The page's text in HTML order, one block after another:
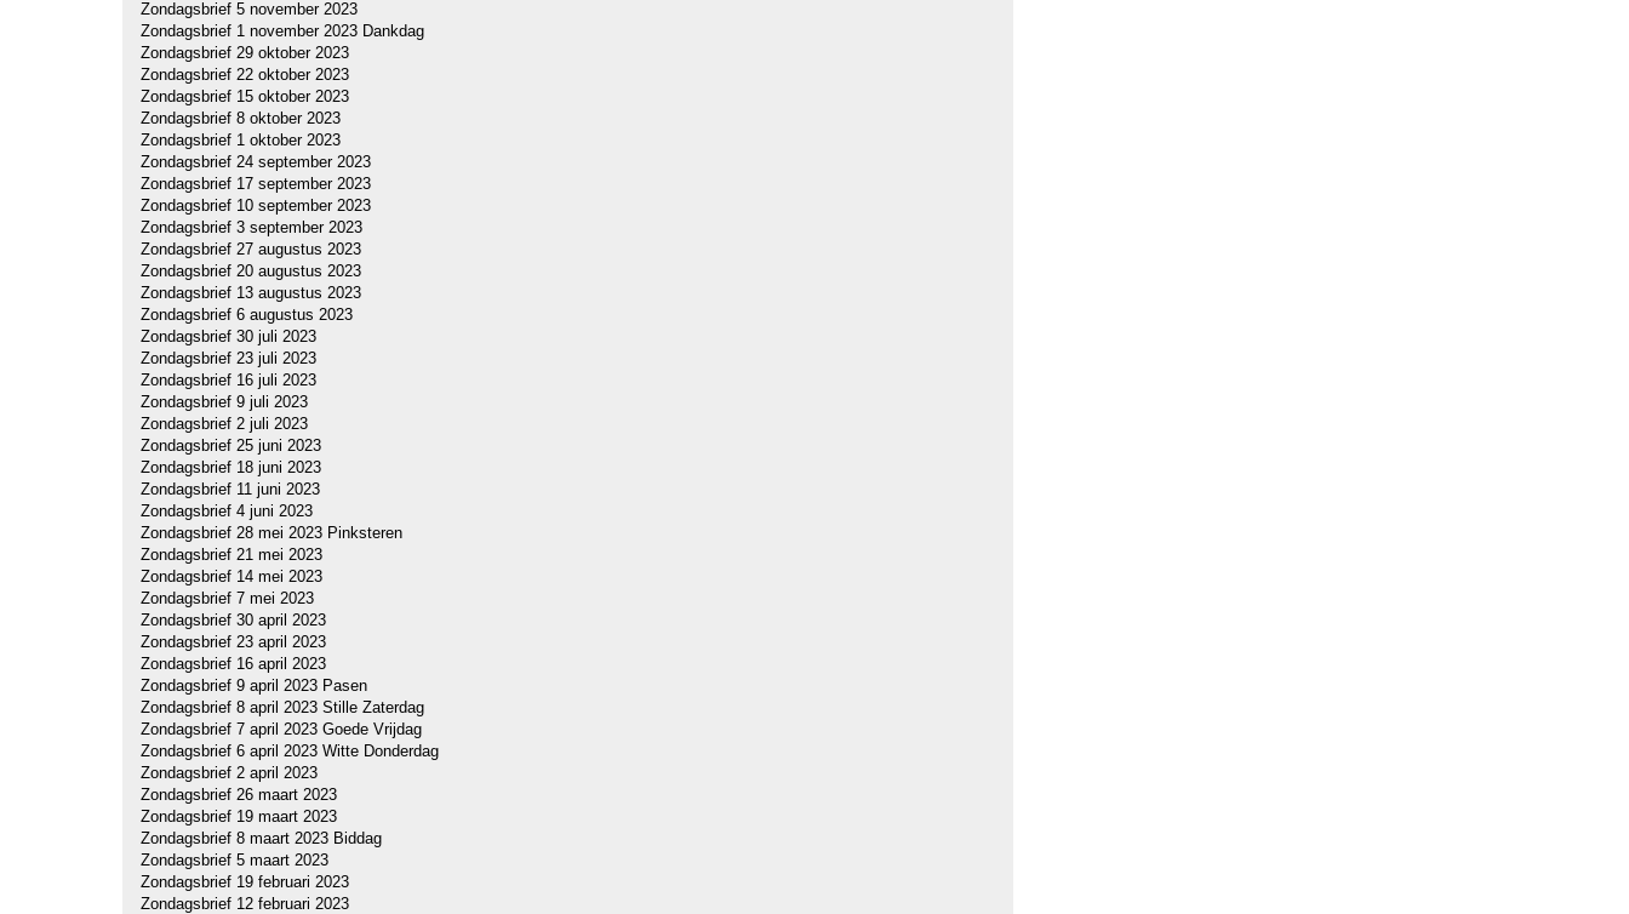
Zondagsbrief 5 november 2023
Zondagsbrief 1 november 2023 Dankdag
Zondagsbrief 29 oktober 2023
Zondagsbrief 22 oktober 2023
Zondagsbrief 15 oktober 2023
Zondagsbrief 8 oktober 2023
Zondagsbrief 1 oktober 2023
Zondagsbrief 24 september 2023
Zondagsbrief 17 september 2023
Zondagsbrief 10 september 2023
Zondagsbrief 3 september 2023
Zondagsbrief 27 augustus 2023
Zondagsbrief 20 augustus 2023
Zondagsbrief 13 augustus 2023
Zondagsbrief 6 augustus 2023
Zondagsbrief 30 juli 2023
Zondagsbrief 23 juli 2023
Zondagsbrief 16 juli 2023
Zondagsbrief 9 juli 2023
Zondagsbrief 2 juli 2023
Zondagsbrief 25 juni 2023
Zondagsbrief 18 juni 2023
Zondagsbrief 11 juni 2023
Zondagsbrief 4 juni 2023
Zondagsbrief 28 mei 2023 Pinksteren
Zondagsbrief 21 mei 2023
Zondagsbrief 14 mei 2023
Zondagsbrief 7 mei 2023
Zondagsbrief 30 april 2023
Zondagsbrief 23 april 2023
Zondagsbrief 16 april 2023
Zondagsbrief 9 april 2023 Pasen
Zondagsbrief 8 april 2023 Stille Zaterdag
Zondagsbrief 7 april 2023 Goede Vrijdag
Zondagsbrief 6 april 2023 Witte Donderdag
Zondagsbrief 2 april 2023
Zondagsbrief 26 maart 2023
Zondagsbrief 19 maart 2023
Zondagsbrief 8 maart 2023 Biddag
Zondagsbrief 5 maart 2023
Zondagsbrief 19 februari 2023
Zondagsbrief 12 februari 2023